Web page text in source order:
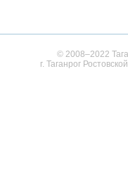
© 2008–2022
г. Таганрог